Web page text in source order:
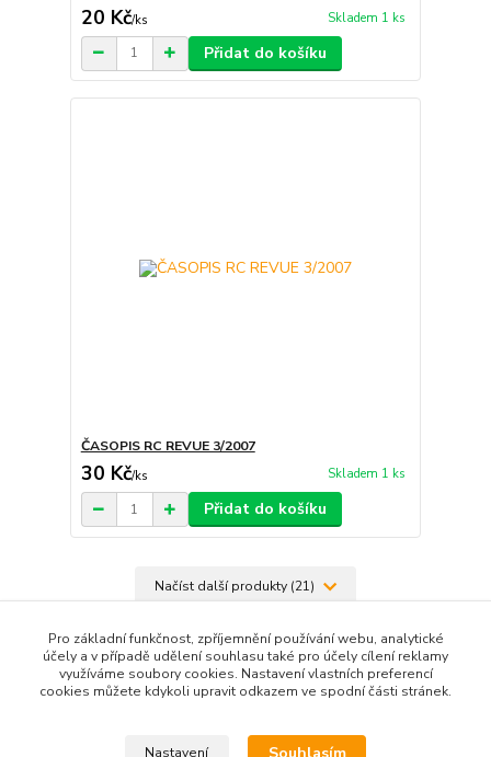
20 Kč/ks Skladem 1 ks
Přidat do košíku
ČASOPIS RC REVUE 3/2007
30 Kč/ks Skladem 1 ks
Přidat do košíku
Načíst další produkty (21)
Pro základní funkčnost, zpříjemnění používání webu, analytické
účely a v případě udělení souhlasu také pro účely cílení reklamy
využíváme soubory cookies. Nastavení vlastních preferencí
cookies můžete kdykoli upravit odkazem ve spodní části stránek.
Nastavení